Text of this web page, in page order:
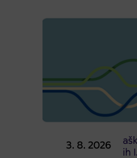
3. 8. 2026
Predprodaja
subvencioniranih